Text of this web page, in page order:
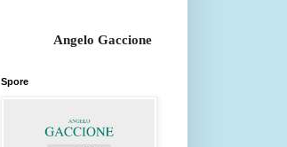
Angelo Gaccione
Spore